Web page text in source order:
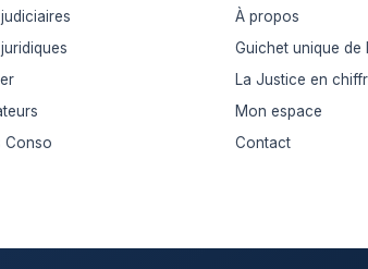
Conso
À propos
Guichet unique de
La Justice en
Mon espace
Contact